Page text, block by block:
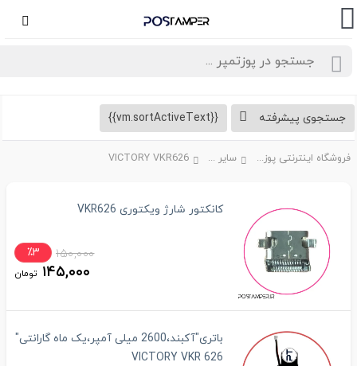
پیشرفته
فروشگاه اینترنتی پوزتمپر سایر ... VICTORY VKR626
کانکتور شارژ ویکتوری VKR626
۱۵۰,۰۰۰ ٪۳
۱۴۵,۰۰۰ تومان
باتری"آکبند،2600 میلی آمپر،یک ماه گارانتی"
VICTORY VKR 626